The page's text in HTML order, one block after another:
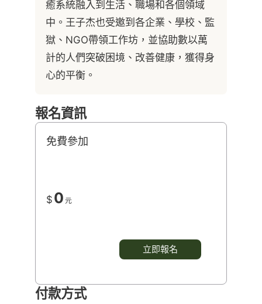
癒系統融入到生活、職場和各個領域
中。王子杰也受邀到各企業、學校、監
獄、NGO帶領工作坊，並協助數以萬
計的人們突破困境、改善健康，獲得身
心的平衡。
報名資訊
免費參加
$ 0 元
立即報名
付款方式